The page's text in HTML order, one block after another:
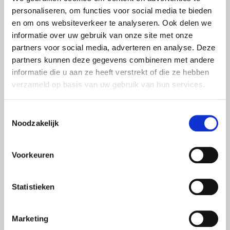
personaliseren, om functies voor social media te bieden
en om ons websiteverkeer te analyseren. Ook delen we
informatie over uw gebruik van onze site met onze
partners voor social media, adverteren en analyse. Deze
partners kunnen deze gegevens combineren met andere
informatie die u aan ze heeft verstrekt of die ze hebben
verzameld op basis van uw gebruik van hun services.
Noodzakelijk
Voorkeuren
Statistieken
Marketing
kijken naar alternatieve vormen van sparen of beleggen die
aansluiten bij jouw risicoprofiel.“
Daarnaast kan het ECB-besluit invloed hebben op de
hypotheekrente, die de laatste tijd weer aan het dalen is. Of
de hypotheekrente verder daalt, is nog onzeker. Mogelijk
hebben banken en andere geldverstrekkers de
druk komen te staan.
BIJ VAN LOON STAAN WE KLAAR VOOR
HET MAKEN VAN DE JUISTE FINANCIËLE
Bij Van Loon begrijpen we dat de financiële markt constant
renteverlaging invloed kunnen hebben op zowel